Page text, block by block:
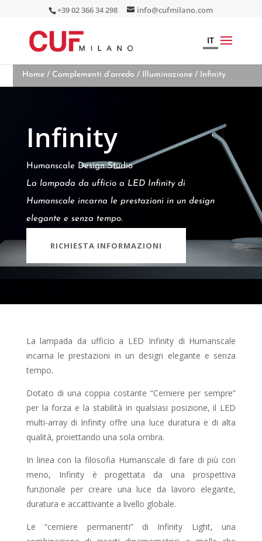
+39 02 366 34 298 info@cufmilano.com
IT
Home / Complementi d’arredo / Illuminazione / Infinity
Infinity
Humanscale Design Studio
La lampada da ufficio a LED Infinity di
Humanscale incarna le prestazioni in un design
elegante e senza tempo.
RICHIESTA INFORMAZIONI
La lampada da ufficio a LED Infinity di Humanscale
incarna le prestazioni in un design elegante e senza
tempo.
Dotato di una coppia costante “Cerniere per sempre”
per la forza e la stabilità in qualsiasi posizione, il LED
multi-array di Infinity offre una luce duratura e di alta
qualità, proiettando una sola ombra.
In linea con la filosofia Humanscale di fare di più con
meno, Infinity è progettata da una prospettiva
funzionale per creare una luce da lavoro elegante,
duratura e accattivante a livello globale.
Le “cerniere permanenti” di Infinity Light, una